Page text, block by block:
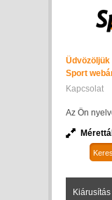
Üdvözöljük
Sport
Kapcsolat
Az Ön
Kiárusítás